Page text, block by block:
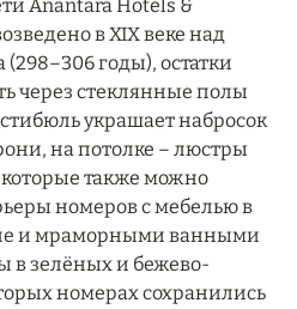
Anantara Hotels &
в XIX веке над
годы), остатки
через стеклянные полы
украшает набросок
на потолке – люстры
которые также можно
номеров с мебелью в
и мраморными ванными
в зелёных и бежево-
номерах сохранились